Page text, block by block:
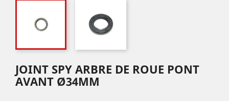
JOINT SPY ARBRE DE ROUE PONT
AVANT Ø34MM